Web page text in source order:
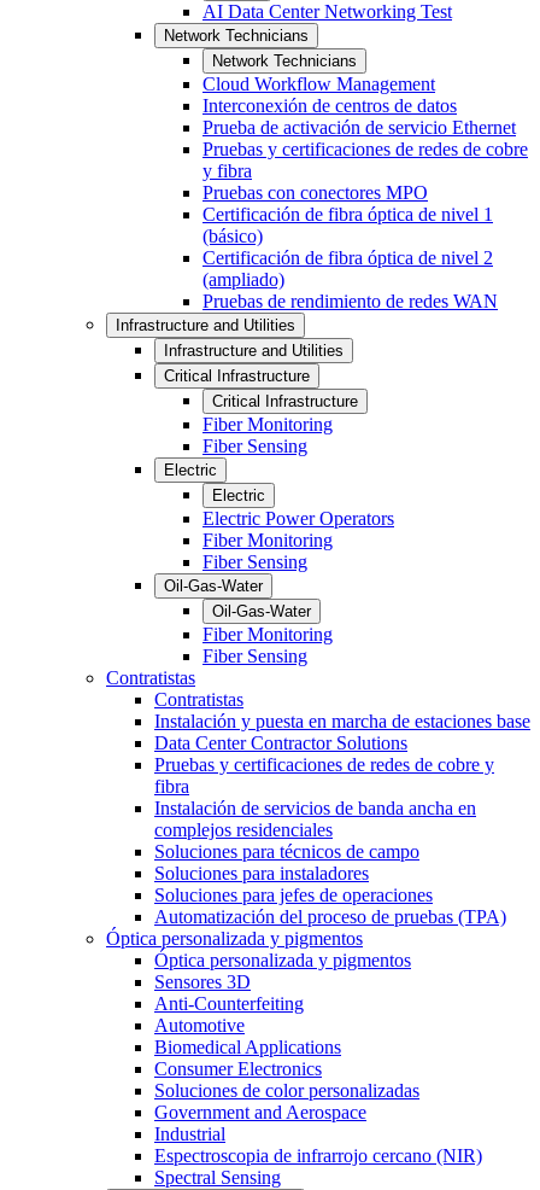
AI Data Center Networking Test
Network Technicians
Network Technicians
Cloud Workflow Management
Interconexión de centros de datos
Prueba de activación de servicio Ethernet
Pruebas y certificaciones de redes de cobre
y fibra
Pruebas con conectores MPO
Certificación de fibra óptica de nivel 1
(básico)
Certificación de fibra óptica de nivel 2
(ampliado)
Pruebas de rendimiento de redes WAN
Infrastructure and Utilities
Infrastructure and Utilities
Critical Infrastructure
Critical Infrastructure
Fiber Monitoring
Fiber Sensing
Electric
Electric
Electric Power Operators
Fiber Monitoring
Fiber Sensing
Oil-Gas-Water
Oil-Gas-Water
Fiber Monitoring
Fiber Sensing
Contratistas
Contratistas
Instalación y puesta en marcha de estaciones base
Data Center Contractor Solutions
Pruebas y certificaciones de redes de cobre y
fibra
Instalación de servicios de banda ancha en
complejos residenciales
Soluciones para técnicos de campo
Soluciones para instaladores
Soluciones para jefes de operaciones
Automatización del proceso de pruebas (TPA)
Óptica personalizada y pigmentos
Óptica personalizada y pigmentos
Sensores 3D
Anti-Counterfeiting
Automotive
Biomedical Applications
Consumer Electronics
Soluciones de color personalizadas
Government and Aerospace
Industrial
Espectroscopia de infrarrojo cercano (NIR)
Spectral Sensing